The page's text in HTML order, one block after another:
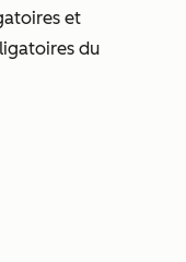
et
du